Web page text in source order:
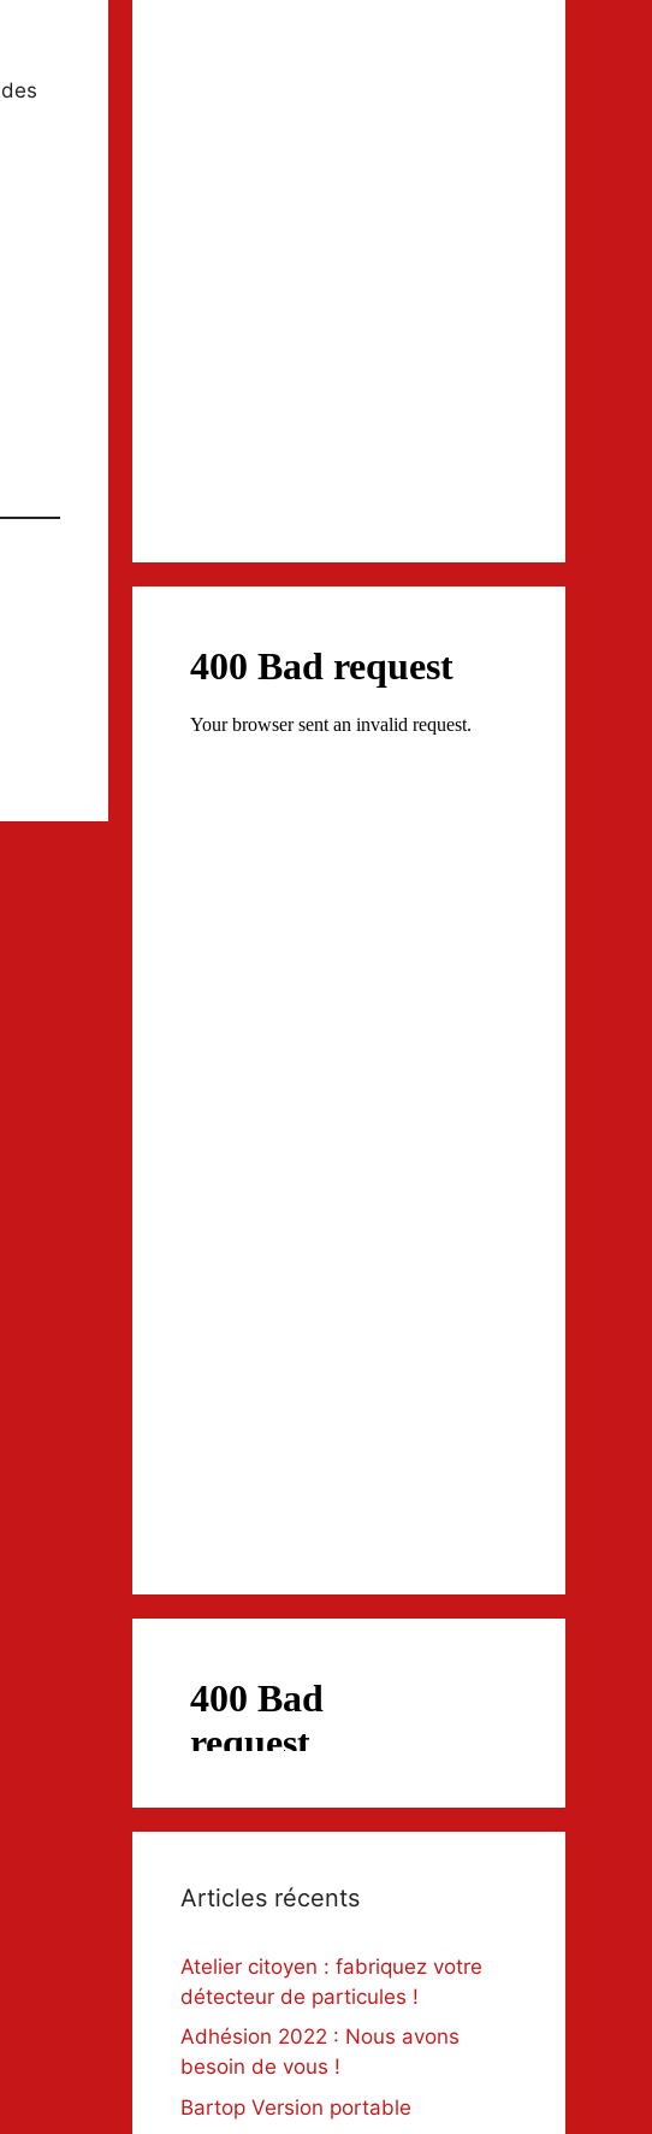
Articles récents
Atelier citoyen : fabriquez votre
détecteur de particules !
Adhésion 2022 : Nous avons
besoin de vous !
Bartop Version portable